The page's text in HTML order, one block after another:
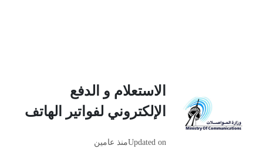
الاستعلام و الدفع
الإلكتروني لفواتير الهاتف
Updated onمنذ عامين